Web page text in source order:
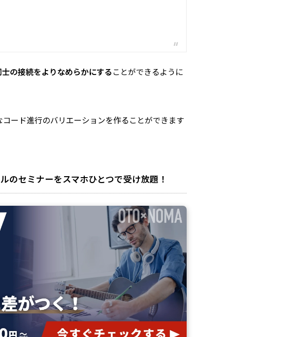
の接続をよりなめらかにすることができるように
ード進行のバリエーションを作ることができます
のセミナーをスマホひとつで受け放題！